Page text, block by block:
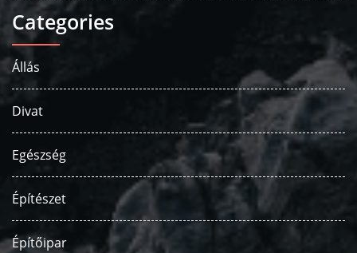
Categories
Állás
Divat
Egészség
Építészet
Építőipar